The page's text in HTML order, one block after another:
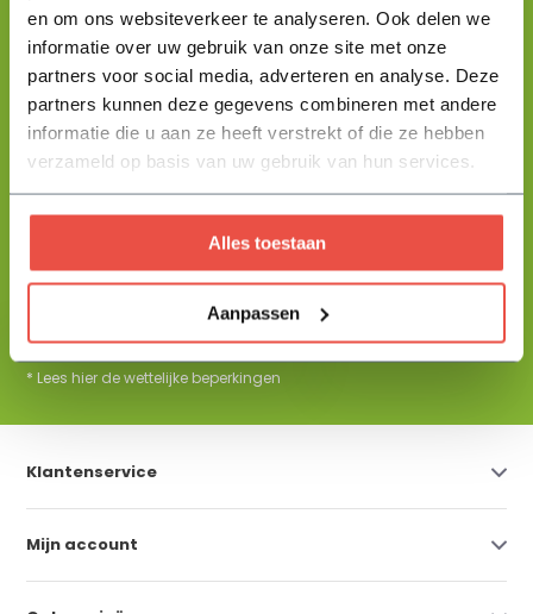
en om ons websiteverkeer te analyseren. Ook delen we
informatie over uw gebruik van onze site met onze
partners voor social media, adverteren en analyse. Deze
partners kunnen deze gegevens combineren met andere
informatie die u aan ze heeft verstrekt of die ze hebben
verzameld op basis van uw gebruik van hun services.
Alles toestaan
Aanpassen
Stuur mij een berichtje en ik help je jouw product uit te zoeken
en vertel je alles wat je moet weten.
Help mij kiezen
+31 344 23 44 64
info@flowbo.nl
De beste tuininspiraties per mail
* Lees hier de wettelijke beperkingen
Klantenservice
Mijn account